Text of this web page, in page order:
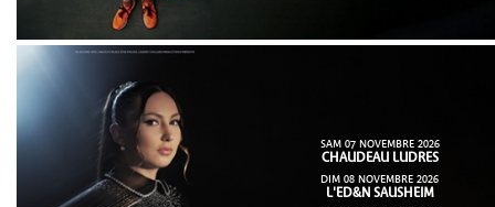
SAM 07 NOVEMBRE 2026
CHAUDEAU LUDRES
DIM 08 NOVEMBRE 2026
L'ED&N SAUSHEIM